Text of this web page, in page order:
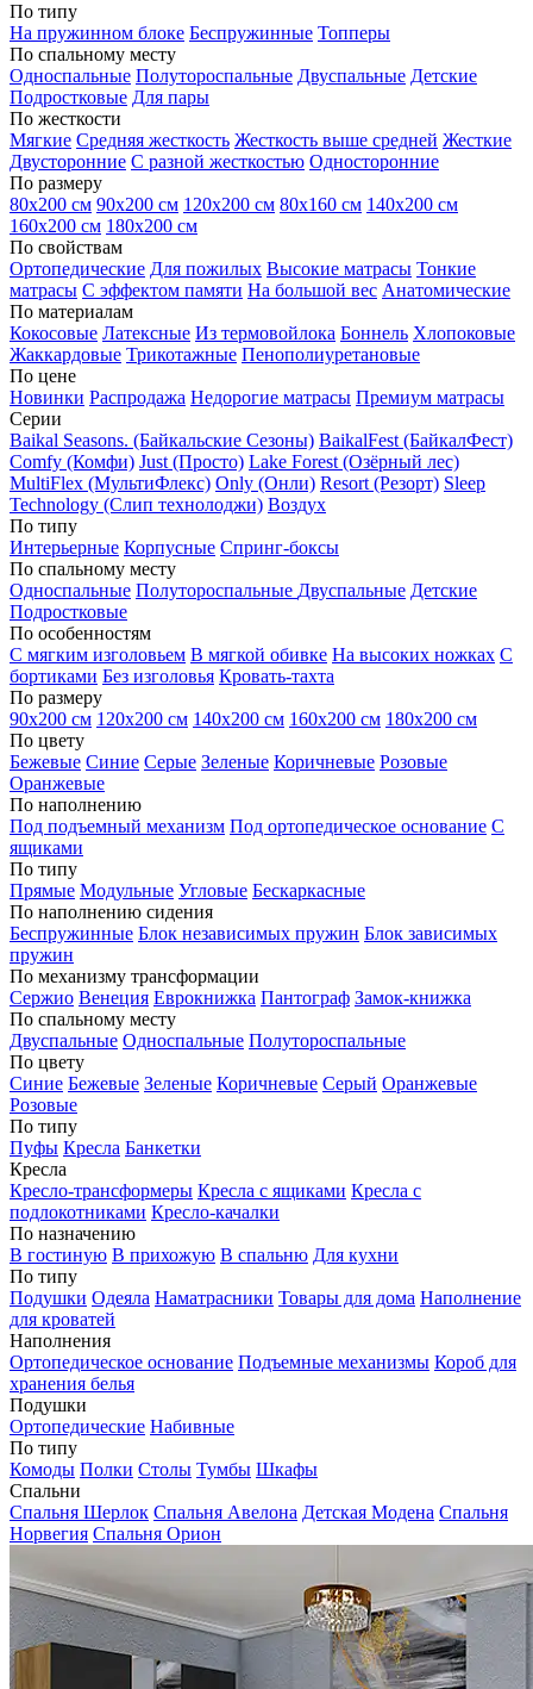
По типу
На пружинном блоке Беспружинные Топперы
По спальному месту
Односпальные Полутороспальные Двуспальные Детские
Подростковые Для пары
По жесткости
Мягкие Средняя жесткость Жесткость выше средней Жесткие
Двусторонние С разной жесткостью Односторонние
По размеру
80х200 см 90х200 см 120х200 см 80х160 см 140х200 см
160х200 см 180х200 см
По свойствам
Ортопедические Для пожилых Высокие матрасы Тонкие
матрасы С эффектом памяти На большой вес Анатомические
По материалам
Кокосовые Латексные Из термовойлока Боннель Хлопоковые
Жаккардовые Трикотажные Пенополиуретановые
По цене
Новинки Распродажа Недорогие матрасы Премиум матрасы
Серии
Baikal Seasons. (Байкальские Сезоны) BaikalFest (БайкалФест)
Comfy (Комфи) Just (Просто) Lake Forest (Озёрный лес)
MultiFlex (МультиФлекс) Only (Онли) Resort (Резорт) Sleep
Technology (Слип технолоджи) Воздух
По типу
Интерьерные Корпусные Спринг-боксы
По спальному месту
Односпальные Полутороспальные Двуспальные Детские
Подростковые
По особенностям
С мягким изголовьем В мягкой обивке На высоких ножках С
бортиками Без изголовья Кровать-тахта
По размеру
90х200 см 120х200 см 140х200 см 160х200 см 180х200 см
По цвету
Бежевые Синие Серые Зеленые Коричневые Розовые
Оранжевые
По наполнению
Под подъемный механизм Под ортопедическое основание С
ящиками
По типу
Прямые Модульные Угловые Бескаркасные
По наполнению сидения
Беспружинные Блок независимых пружин Блок зависимых
пружин
По механизму трансформации
Сержио Венеция Еврокнижка Пантограф Замок-книжка
По спальному месту
Двуспальные Односпальные Полутороспальные
По цвету
Синие Бежевые Зеленые Коричневые Серый Оранжевые
Розовые
По типу
Пуфы Кресла Банкетки
Кресла
Кресло-трансформеры Кресла с ящиками Кресла с
подлокотниками Кресло-качалки
По назначению
В гостиную В прихожую В спальню Для кухни
По типу
Подушки Одеяла Наматрасники Товары для дома Наполнение
для кроватей
Наполнения
Ортопедическое основание Подъемные механизмы Короб для
хранения белья
Подушки
Ортопедические Набивные
По типу
Комоды Полки Столы Тумбы Шкафы
Спальни
Спальня Шерлок Спальня Авелона Детская Модена Спальня
Норвегия Спальня Орион